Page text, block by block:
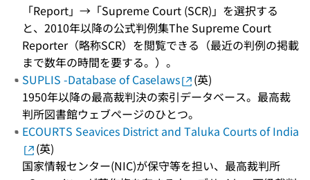
「Report」→「Supreme Court (SCR)」を選択する
と、2010年以降の公式判例集The Supreme Court
Reporter（略称SCR）を閲覧できる（最近の判例の掲載
まで数年の時間を要する。）。
SUPLIS -Database of Caselaws
(英)
1950年以降の最高裁判決の索引データベース。最高裁
判所図書館ウェブページのひとつ。
ECOURTS Seavices District and Taluka Courts of India
(英)
国家情報センター(NIC)が保守等を担い、最高裁判所